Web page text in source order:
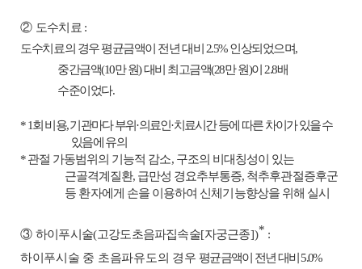
② 도수치료 :
도수치료의 경우평균금액이 전년 대비 2.5%인상되었으며,
중간금액(10만 원)대비 최고금액(28만 원)이2.8배
수준이었다.
* 1회 비용,기관마다 부위·의료인·치료시간 등에 따른 차이가 있을 수
있음에 유의
* 관절 가동범위의 기능적 감소, 구조의 비대칭성이 있는
근골격계질환, 급만성 경요추부통증, 척추후관절증후군
등 환자에게 손을 이용하여 신체기능향상을 위해 실시
③ 하이푸시술(고강도초음파집속술[자궁근종])* :
하이푸시술 중 초음파유도의 경우 평균금액이 전년 대비 5.0%